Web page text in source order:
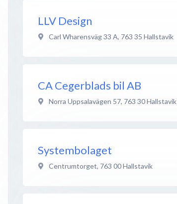
LLV Design
Carl Wharensväg 33 A, 763 35 Hallstavik
CA Cegerblads bil AB
Norra Uppsalavägen 57, 763 30Hallstavik
Systembolaget
Centrumtorget, 763 00Hallstavik